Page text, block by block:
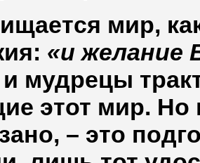
мир,
«и желание
и мудрецы
этот мир. Но
– это